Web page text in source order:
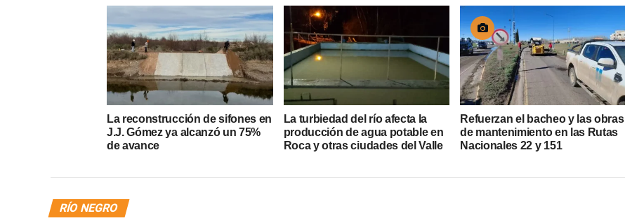
La reconstrucción de sifones en
J.J. Gómez ya alcanzó un 75%
de avance
La turbiedad del río afecta la
producción de agua potable en
Roca y otras ciudades del Valle
Refuerzan el bacheo y las obras
de mantenimiento en las Rutas
Nacionales 22 y 151
RÍO NEGRO